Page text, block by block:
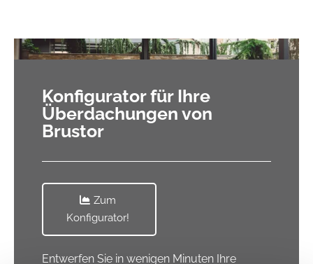
Konfigurator für Ihre
Überdachungen von
Brustor
Zum
Konfigurator!
Entwerfen Sie in wenigen Minuten Ihre